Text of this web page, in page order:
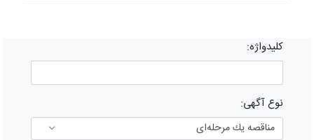
کلیدواژه:
نوع آگهی: